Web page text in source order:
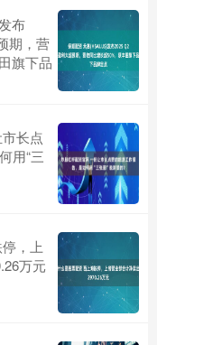
布
期，营
旗下品
长点
用“三
，上
万元